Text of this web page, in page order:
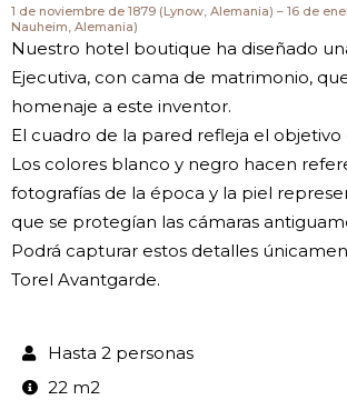
1 de noviembre de 1879 (Lynow, Alemania) – 16 de
Nauheim, Alemania)
Nuestro hotel boutique ha diseñado
Ejecutiva, con cama de matrimonio,
homenaje a este inventor.
El cuadro de la pared refleja el objetivo
Los colores blanco y negro hacen
fotografías de la época y la piel
que se protegían las cámaras
Podrá capturar estos detalles
Torel Avantgarde.
Hasta 2 personas
22 m2